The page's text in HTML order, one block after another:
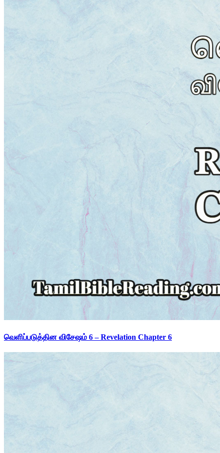
வெளிப்படுத்தின விசேஷம் 6 – Revelation Chapter 6